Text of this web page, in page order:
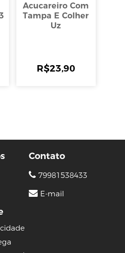
Acucareiro Com
Tampa E Colher
Uz
R$23,90
Contato
79981538433
E-mail